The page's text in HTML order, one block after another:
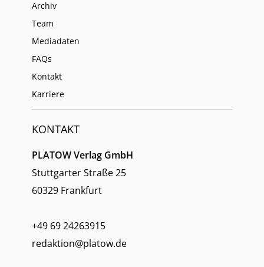
Archiv
Team
Mediadaten
FAQs
Kontakt
Karriere
KONTAKT
PLATOW Verlag GmbH
Stuttgarter Straße 25
60329 Frankfurt
+49 69 24263915
redaktion@platow.de